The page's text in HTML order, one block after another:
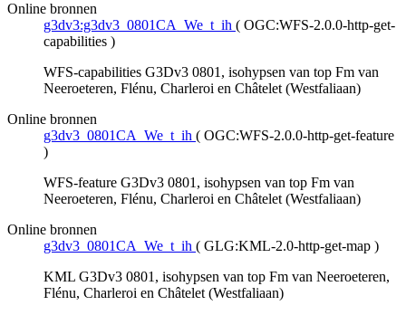
Online bronnen
g3dv3:g3dv3_0801CA_We_t_ih ( OGC:WFS-2.0.0-http-get-
capabilities )
WFS-capabilities G3Dv3 0801, isohypsen van top Fm van
Neeroeteren, Flénu, Charleroi en Châtelet (Westfaliaan)
Online bronnen
g3dv3_0801CA_We_t_ih ( OGC:WFS-2.0.0-http-get-feature
)
WFS-feature G3Dv3 0801, isohypsen van top Fm van
Neeroeteren, Flénu, Charleroi en Châtelet (Westfaliaan)
Online bronnen
g3dv3_0801CA_We_t_ih ( GLG:KML-2.0-http-get-map )
KML G3Dv3 0801, isohypsen van top Fm van Neeroeteren,
Flénu, Charleroi en Châtelet (Westfaliaan)